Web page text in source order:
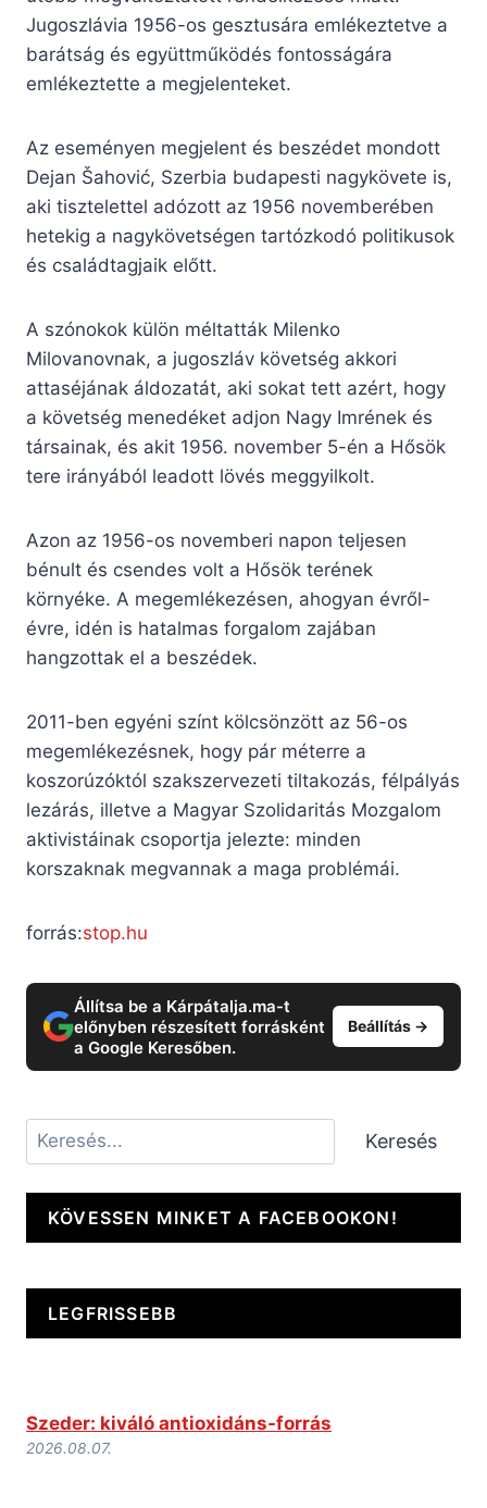
Jugoszlávia 1956-os gesztusára emlékeztetve a
barátság és együttműködés fontosságára
emlékeztette a megjelenteket.
Az eseményen megjelent és beszédet mondott
Dejan Šahović, Szerbia budapesti nagykövete is,
aki tisztelettel adózott az 1956 novemberében
hetekig a nagykövetségen tartózkodó politikusok
és családtagjaik előtt.
A szónokok külön méltatták Milenko
Milovanovnak, a jugoszláv követség akkori
attaséjának áldozatát, aki sokat tett azért, hogy
a követség menedéket adjon Nagy Imrének és
társainak, és akit 1956. november 5-én a Hősök
tere irányából leadott lövés meggyilkolt.
Azon az 1956-os novemberi napon teljesen
bénult és csendes volt a Hősök terének
környéke. A megemlékezésen, ahogyan évről-
évre, idén is hatalmas forgalom zajában
hangzottak el a beszédek.
2011-ben egyéni színt kölcsönzött az 56-os
megemlékezésnek, hogy pár méterre a
koszorúzóktól szakszervezeti tiltakozás, félpályás
lezárás, illetve a Magyar Szolidaritás Mozgalom
aktivistáinak csoportja jelezte: minden
korszaknak megvannak a maga problémái.
forrás:stop.hu
Állítsa be a Kárpátalja.ma-t
előnyben részesített forrásként
a Google Keresőben.
Beállítás →
Keresés Keresés
KÖVESSEN MINKET A FACEBOOKON!
LEGFRISSEBB
Szeder: kiváló antioxidáns-forrás
2026.08.07.